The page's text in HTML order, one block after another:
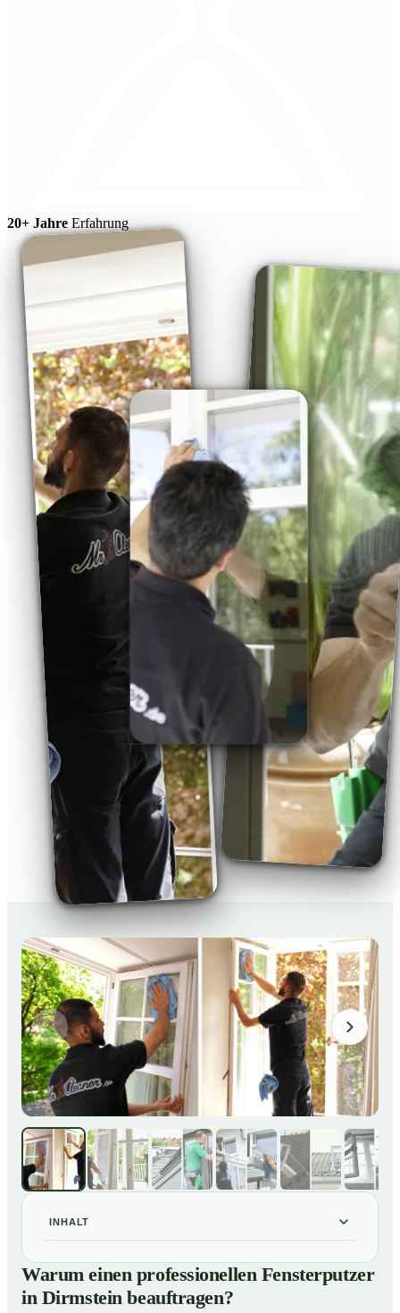
20+ Jahre Erfahrung
INHALT
Warum einen professionellen Fensterputzer in
Dirmstein beauftragen?
Warum einen professionellen Fensterputzer
in Dirmstein beauftragen?